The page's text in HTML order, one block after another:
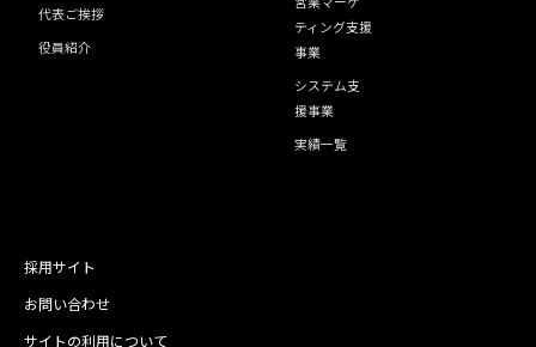
代表ご挨拶
役員紹介
ティング支援
事業
システム支
援事業
実績一覧
採用サイト
お問い合わせ
サイトの利用について